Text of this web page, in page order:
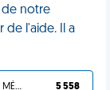
de notre
de l'aide. Il a
TU L'AS BIEN MÉRITÉ 5 558